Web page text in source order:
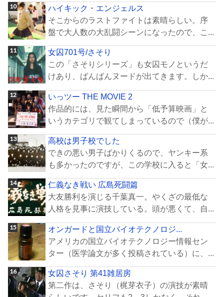
ハイキック・エンジェルス
そこからのラストファイトは素晴らしい。序
盤で大人数の大乱闘シーンになったので、こ...
女囚701号/さそり
この「さそりシリーズ」も女囚モノというだ
けあり、ばんばんヌードが出てきます。しか...
いっツー THE MOVIE 2
作品的には、見た瞬間から「低予算映画」と
いうカテゴリで観てしまっているので（僕が...
高校は男子校でした
できの悪い男子ばかりくるので、ヤンキー系
も多かったのですが、この学校に入ると「女...
仁義なき戦い 広島死闘篇
大友勝利を演じる千葉真一。やくざの最低な
人格を見事に演技している。頭が悪くて、自...
オンガードと国立バイオテクノロジ...
アメリカの国立バイオテクノロジー情報セン
ター（医学論文が多く投稿されている）に、...
女囚さそり 第41雑居房
第二作は、さそり（梶芽衣子）の演技が素晴